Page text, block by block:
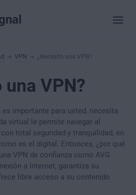
VPN ¿Necesito una VPN?
VPN?
importante para usted, necesita
virtual le permite navegar al
total seguridad y tranquilidad, en
es el digital. Entonces, ¿por qué
VPN de confianza como AVG
a Internet, garantiza su
libre acceso a su contenido